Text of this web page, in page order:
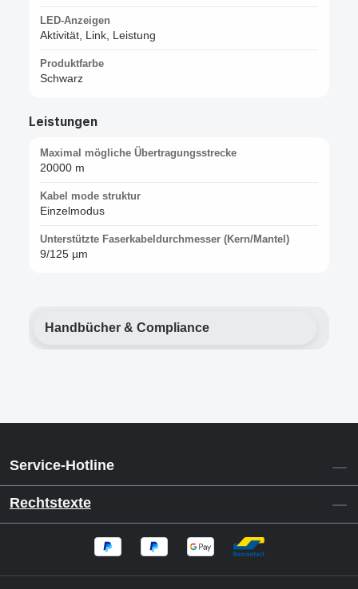
LED-Anzeigen
Aktivität, Link, Leistung
Produktfarbe
Schwarz
Leistungen
Maximal mögliche Übertragungsstrecke
20000 m
Kabel mode struktur
Einzelmodus
Unterstützte Faserkabeldurchmesser (Kern/Mantel)
9/125 µm
Handbücher & Compliance
Service-Hotline
Rechtstexte